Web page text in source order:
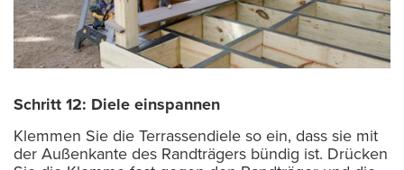
Schritt 12: Diele einspannen
Klemmen Sie die Terrassendiele so ein, dass sie mit
der Außenkante des Randträgers bündig ist. Drücken